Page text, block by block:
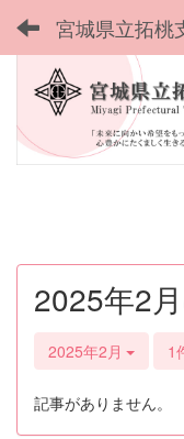
宮城県立拓桃
2025年2
2025年2月 1
記事がありません。